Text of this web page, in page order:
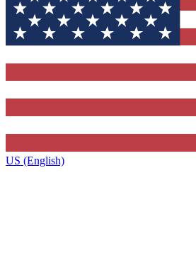
US (English)